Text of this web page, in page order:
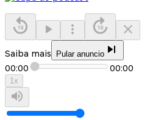
Saiba mais Pular anuncio
00:00 00:00
1x